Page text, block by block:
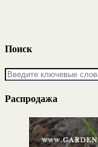
Поиск
Распродажа